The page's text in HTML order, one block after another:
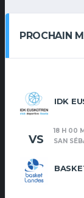
PROCHAIN
IDK
VS
18 H 00
SAN